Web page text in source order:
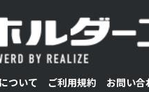
ついて ご利用規約 お問い合